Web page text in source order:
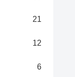
21
12
6